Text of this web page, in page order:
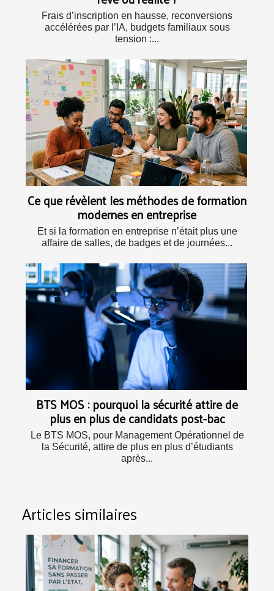
Frais d’inscription en hausse, reconversions
accélérées par l’IA, budgets familiaux sous
tension :...
Ce que révèlent les méthodes de formation
modernes en entreprise
Et si la formation en entreprise n’était plus une
affaire de salles, de badges et de journées...
BTS MOS : pourquoi la sécurité attire de
plus en plus de candidats post-bac
Le BTS MOS, pour Management Opérationnel de
la Sécurité, attire de plus en plus d’étudiants
après...
Articles similaires